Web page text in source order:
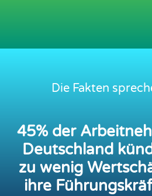
Die Fakten
45% der
Deutschland
zu wenig
ihre